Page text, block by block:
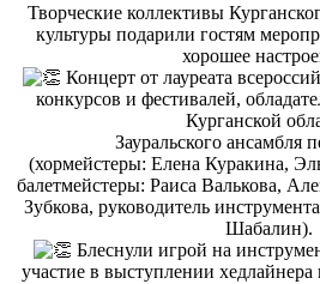
Творческие коллективы
культуры подарили гостям
хорошее
Концерт от лауреата
конкурсов и фестивалей,
Курганской
Зауральского ансамбля
(хормейстеры: Елена Куракина,
балетмейстеры: Раиса Валькова,
Зубкова, руководитель
Шабалин).
Блеснули игрой на
участие в выступлении хедлайнера